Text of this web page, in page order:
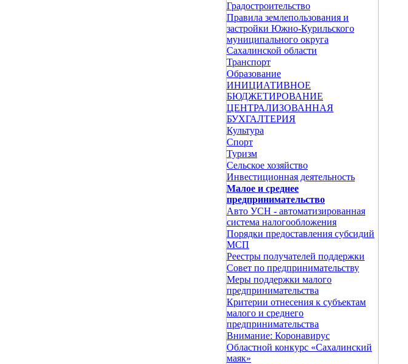
Градостроительство
Правила землепользования и
застройки Южно-Курильского
муниципального округа
Сахалинской области
Транспорт
Образование
ИНИЦИАТИВНОЕ
БЮДЖЕТИРОВАНИЕ
ЦЕНТРАЛИЗОВАННАЯ
БУХГАЛТЕРИЯ
Культура
Спорт
Туризм
Сельское хозяйство
Инвестиционная деятельность
Малое и среднее
предпринимательство
Авто УСН - автоматизированная
система налогообложения
Порядки предоставления субсидий
МСП
Реестры получателей поддержки
Совет по предпринимательству
Меры поддержки малого
предпринимательства
Критерии отнесения к субъектам
малого и среднего
предпринимательства
Внимание: Коронавирус
Областной конкурс «Сахалинский
маяк»